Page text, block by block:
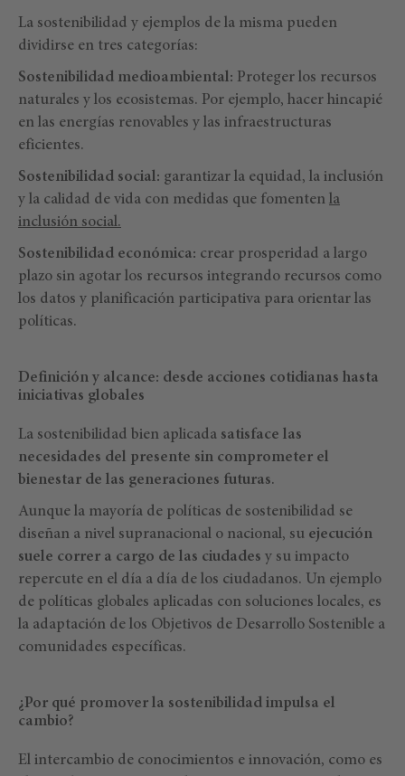
La sostenibilidad y ejemplos de la misma pueden
dividirse en tres categorías:
Sostenibilidad medioambiental: Proteger los recursos
naturales y los ecosistemas. Por ejemplo, hacer hincapié
en las energías renovables y las infraestructuras
eficientes.
Sostenibilidad social: garantizar la equidad, la inclusión
y la calidad de vida con medidas que fomenten la
inclusión social.
Sostenibilidad económica: crear prosperidad a largo
plazo sin agotar los recursos integrando recursos como
los datos y planificación participativa para orientar las
políticas.
Definición y alcance: desde acciones cotidianas hasta
iniciativas globales
La sostenibilidad bien aplicada satisface las
necesidades del presente sin comprometer el
bienestar de las generaciones futuras.
Aunque la mayoría de políticas de sostenibilidad se
diseñan a nivel supranacional o nacional, su ejecución
suele correr a cargo de las ciudades y su impacto
repercute en el día a día de los ciudadanos. Un ejemplo
de políticas globales aplicadas con soluciones locales, es
la adaptación de los Objetivos de Desarrollo Sostenible a
comunidades específicas.
¿Por qué promover la sostenibilidad impulsa el
cambio?
El intercambio de conocimientos e innovación, como es